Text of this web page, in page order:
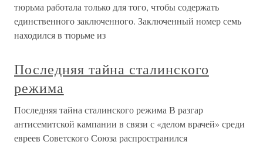
тюрьма работала только для того, чтобы содержать
единственного заключенного. Заключенный номер семь
находился в тюрьме из
Последняя тайна сталинского
режима
Последняя тайна сталинского режима В разгар
антисемитской кампании в связи с «делом врачей» среди
евреев Советского Союза распространился